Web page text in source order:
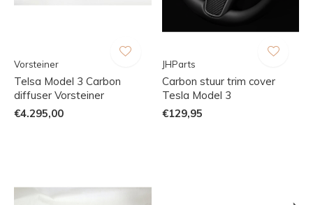
Vorsteiner
Telsa Model 3 Carbon
diffuser Vorsteiner
€4.295,00
JHParts
Carbon stuur trim cover
Tesla Model 3
€129,95